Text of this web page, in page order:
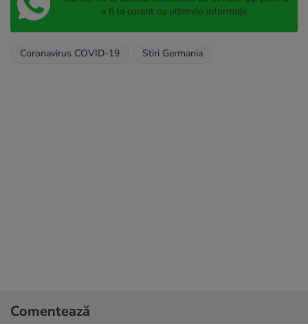
a fi la curent cu ultimele informații
Coronavirus COVID-19 Stiri Germania
Comentează